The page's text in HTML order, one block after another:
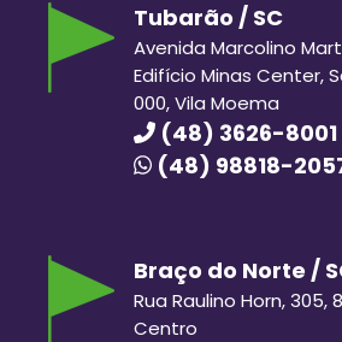
Tubarão / SC
Avenida Marcolino
Edifício Minas Center,
000, Vila Moema
(48) 3626-8001
(48) 98818-
Braço do Norte /
Rua Raulino Horn, 305,
Centro